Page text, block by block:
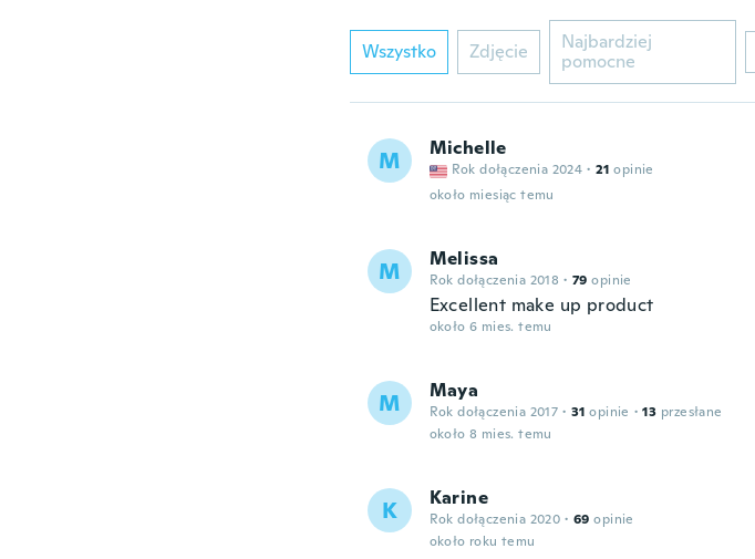
Wszystko Zdjęcie
Najbardziej
pomocne
M Michelle
Rok dołączenia 2024 · 21 opinie
około miesiąc temu
M Melissa
Rok dołączenia 2018 · 79 opinie
Excellent make up product
około 6 mies. temu
M Maya
Rok dołączenia 2017 · 31 opinie · 13 przesłane
około 8 mies. temu
K Karine
Rok dołączenia 2020 · 69 opinie
około roku temu